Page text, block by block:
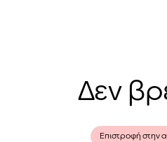
Δεν
Επιστροφή στην